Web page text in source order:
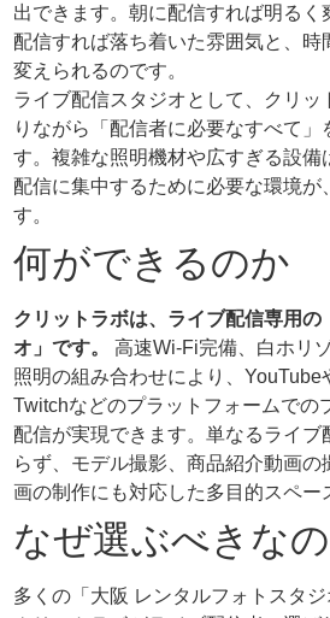
出できます。朝に配信すれば明るく
配信すれば落ち着いた雰囲気と、時
変えられるのです。
ライブ配信スタジオとして、クリッ
りながら「配信者に必要なすべて
す。複雑な照明機材や広すぎる設備
配信に集中するために必要な環境が
す。
何ができるのか
クリットラボは、ライブ配信専用の
オ」です。
高速Wi-Fi完備、白ホリ
照明の組み合わせにより、YouTube
Twitchなどのプラットフォームでの
配信が実現できます。単なるライブ
らず、モデル撮影、商品紹介動画の
画の制作にも対応した多目的スペー
なぜ選ぶべきな
多くの「大阪 レンタルフォトスタジ